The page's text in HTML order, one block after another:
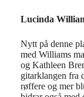
Lucinda
Nytt på denne
med Williams
og Kathleen
gitarklangen fra
røffere og mer